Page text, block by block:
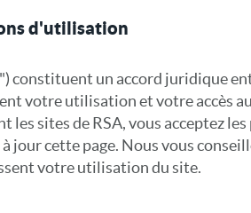
d'utilisation
constituent un accord juridique
votre utilisation et votre accès
les sites de RSA, vous acceptez
cette page. Nous vous
votre utilisation du site.